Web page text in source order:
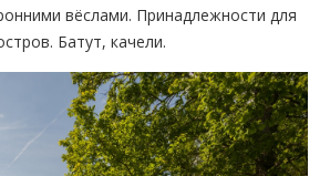
вёслами. Принадлежности для
Батут, качели.